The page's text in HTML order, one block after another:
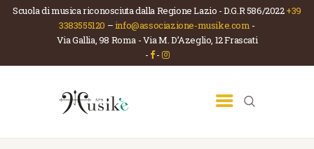
Scuola di musica riconosciuta dalla Regione Lazio - D.G.R 586/2022+39
3383555120 –info@associazione-musike.com -
Via Gallia, 98 Roma - Via M. D’Azeglio, 12 Frascati
- -
ASSOCIAZIONE MUSIKÈ
Scuola di musica e teatro
HOME
CHI SIAMO